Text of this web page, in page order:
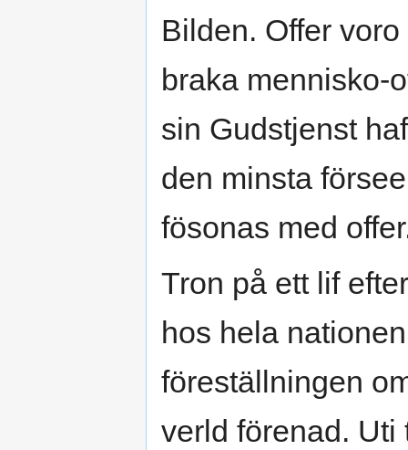
Bilden. Offer
braka mennisko-
sin Gudstjenst
den minsta
fösonas med
Tron på ett lif
hos hela
föreställningen
verld förenad.